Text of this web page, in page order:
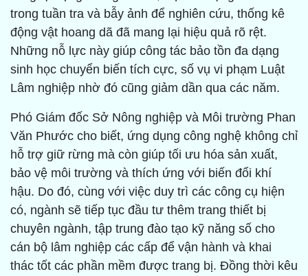
trong tuần tra và bẫy ảnh để nghiên cứu, thống kê
động vật hoang dã đã mang lại hiệu quả rõ rệt.
Những nỗ lực này giúp công tác bảo tồn đa dạng
sinh học chuyển biến tích cực, số vụ vi phạm Luật
Lâm nghiệp nhờ đó cũng giảm dần qua các năm.
Phó Giám đốc Sở Nông nghiệp và Môi trường Phan
Văn Phước cho biết, ứng dụng công nghệ không chỉ
hỗ trợ giữ rừng mà còn giúp tối ưu hóa sản xuất,
bảo vệ môi trường và thích ứng với biến đổi khí
hậu. Do đó, cùng với việc duy trì các công cụ hiện
có, ngành sẽ tiếp tục đầu tư thêm trang thiết bị
chuyên ngành, tập trung đào tạo kỹ năng số cho
cán bộ lâm nghiệp các cấp để vận hành và khai
thác tốt các phần mềm được trang bị. Đồng thời kêu